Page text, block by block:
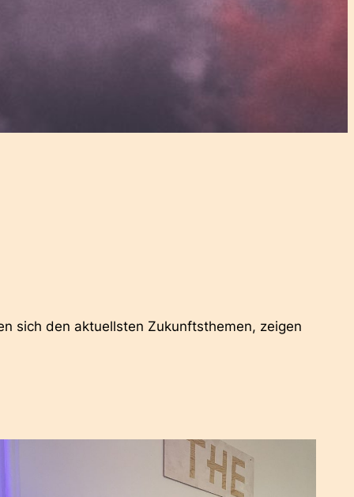
sich den aktuellsten Zukunftsthemen, zeigen